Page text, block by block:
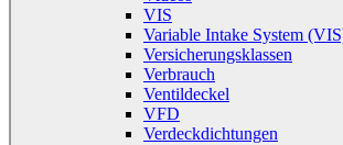
VIS
Variable Intake System
Versicherungsklassen
Verbrauch
Ventildeckel
VFD
Verdeckdichtungen